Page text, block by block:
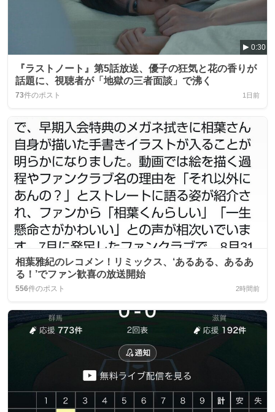
0:30
『ラストノート』第5話放送、優子の狂気と花の香りが
話題に、視聴者が「地獄の三者面談」で沸く
73件のポスト 1日前
相葉雅紀のレコメン！リミックス、‘あるある、あるあ
る！’でファン歓喜の放送開始
556件のポスト 2時間前